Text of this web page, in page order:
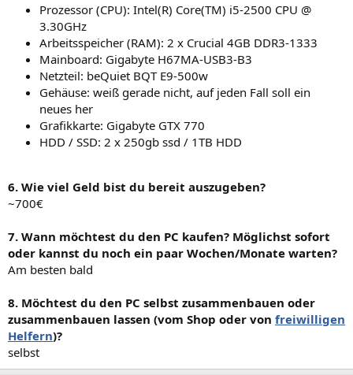
Prozessor (CPU): Intel(R) Core(TM) i5-2500 CPU @
3.30GHz
Arbeitsspeicher (RAM): 2 x Crucial 4GB DDR3-1333
Mainboard: Gigabyte H67MA-USB3-B3
Netzteil: beQuiet BQT E9-500w
Gehäuse: weiß gerade nicht, auf jeden Fall soll ein
neues her
Grafikkarte: Gigabyte GTX 770
HDD / SSD: 2 x 250gb ssd / 1TB HDD
6. Wie viel Geld bist du bereit auszugeben?
~700€
7. Wann möchtest du den PC kaufen? Möglichst sofort
oder kannst du noch ein paar Wochen/Monate warten?
Am besten bald
8. Möchtest du den PC selbst zusammenbauen oder
zusammenbauen lassen (vom Shop oder von freiwilligen
Helfern)?
selbst